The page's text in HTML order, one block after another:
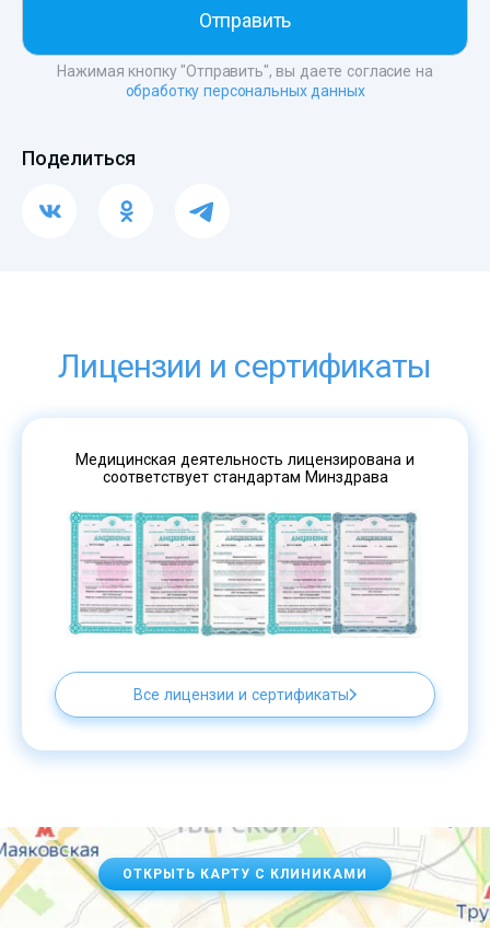
Нажимая кнопку "Отправить", вы даете согласие на
обработку персональных данных
Поделиться
Лицензии и сертификаты
Медицинская деятельность лицензирована и
соответствует стандартам Минздрава
Все лицензии и сертификаты
ОТКРЫТЬ КАРТУ С КЛИНИКАМИ